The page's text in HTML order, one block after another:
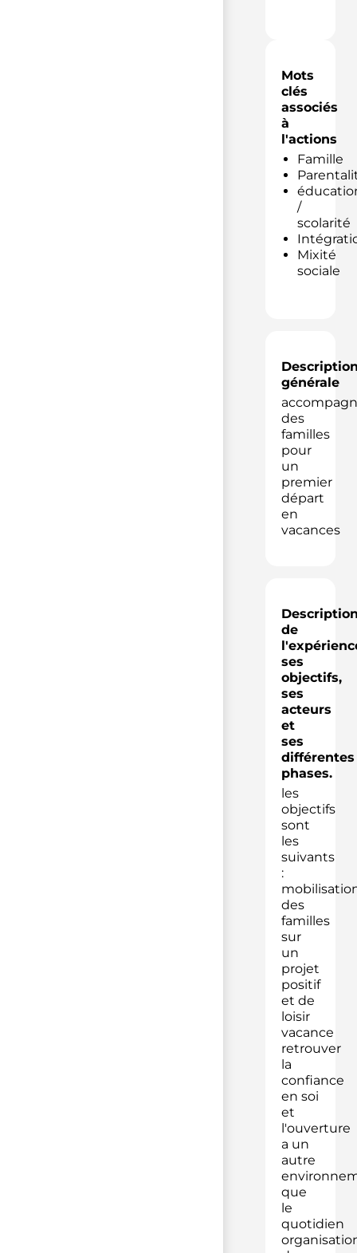
Mots
clés
associés
à
l'actions
Famille
/
scolarité
Mixité
sociale
générale
des
familles
pour
un
premier
départ
en
vacances
de
ses
objectifs,
ses
acteurs
et
ses
différentes
phases.
les
objectifs
sont
les
suivants
:
des
familles
sur
un
projet
positif
et de
loisir
vacance
retrouver
la
confiance
en soi
et
l'ouverture
a un
autre
que
le
quotidien